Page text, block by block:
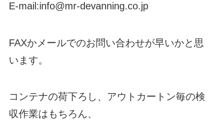
E-mail:info@mr-devanning.co.jp
FAXかメールでのお問い合わせが早いかと思
います。
コンテナの荷下ろし、アウトカートン毎の検
収作業はもちろん、